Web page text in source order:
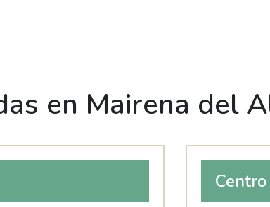
en Mairena del